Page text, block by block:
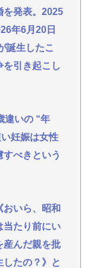
な同じ大きさな
いいの？
、今のキーボー
い
を発表。2025
年6月20日
誕生したこ
を引き起こし
違いの “年
妊娠は女性
べきという
おいら、昭和
当たり前にい
産んだ親を批
したの？》と